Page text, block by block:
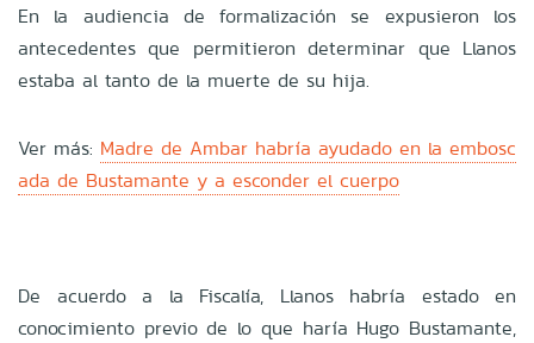
En la audiencia de formalización se expusieron los
antecedentes que permitieron determinar que Llanos
estaba al tanto de la muerte de su hija.
Ver más: Madre de Ambar habría ayudado en la embosc
ada de Bustamante y a esconder el cuerpo
De acuerdo a la Fiscalía, Llanos habría estado en
conocimiento previo de lo que haría Hugo Bustamante,